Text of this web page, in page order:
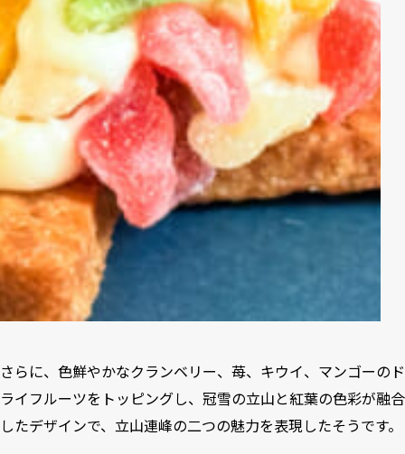
さらに、色鮮やかなクランベリー、苺、キウイ、マンゴーのド
ライフルーツをトッピングし、冠雪の立山と紅葉の色彩が融合
したデザインで、立山連峰の二つの魅力を表現したそうです。